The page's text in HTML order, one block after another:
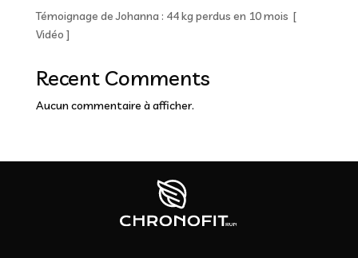
Témoignage de Johanna : 44 kg perdus en 10 mois [
Vidéo ]
Recent Comments
Aucun commentaire à afficher.